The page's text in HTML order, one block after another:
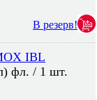
В резерв!
IBL
фл. / 1 шт.